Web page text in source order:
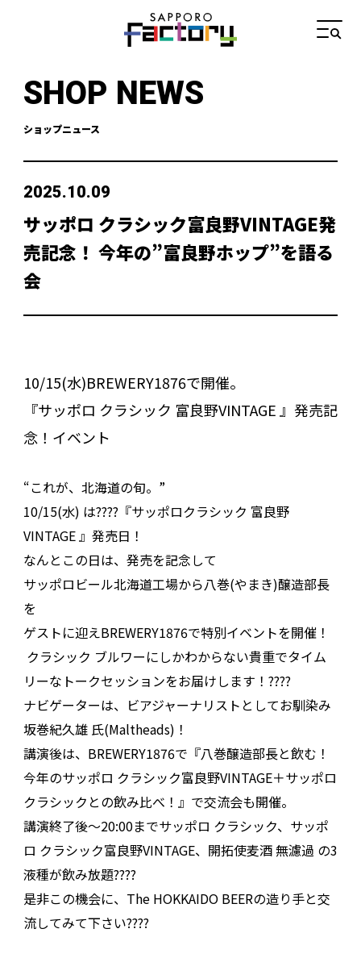
SHOP NEWS
ショップニュース
2025.10.09
サッポロ クラシック富良野VINTAGE発
売記念！ 今年の”富良野ホップ”を語る
会
10/15(水)BREWERY1876で開催。
『サッポロ クラシック 富良野VINTAGE 』発売記
念！イベント
“これが、北海道の旬。 ”
10/15(水) は????『サッポロクラシック 富良野
VINTAGE』発売日！
なんとこの日は、発売を記念して
サッポロビール北海道工場から八巻(やまき)醸造部長
を
ゲストに迎えBREWERY1876で特別イベントを開催！
クラシック ブルワーにしかわからない貴重でタイム
リーなトークセッションをお届けします！ ????
ナビゲーターは、ビアジャーナリストとしてお馴染み
坂巻紀久雄 氏(Maltheads) ！
講演後は、 BREWERY1876で『八巻醸造部長と飲む！
今年のサッポロ クラシック富良野VINTAGE＋サッポロ
クラシックとの飲み比べ！』で交流会も開催。
講演終了後～20:00までサッポロ クラシック、サッポ
ロ クラシック富良野VINTAGE、開拓使麦酒 無濾過 の3
液種が飲み放題????
是非この機会に、 The HOKKAIDO BEERの造り手と交
流してみて下さい????